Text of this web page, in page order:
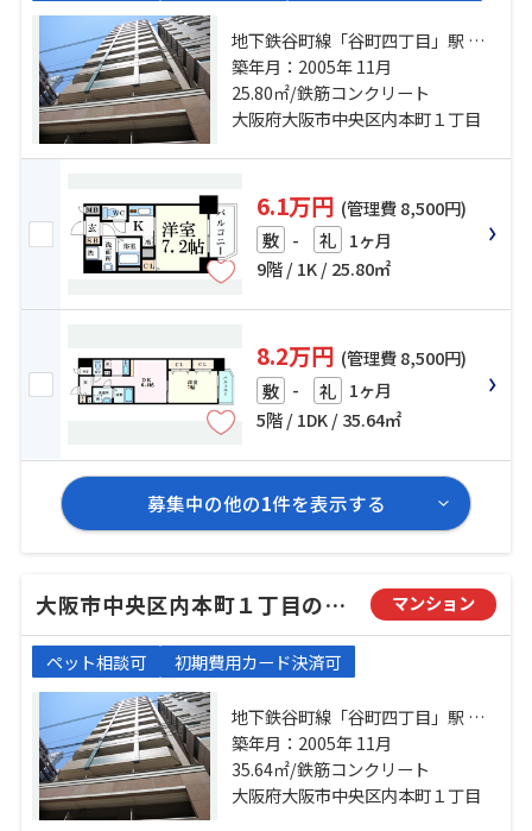
地下鉄谷町線「谷町四丁目」駅 徒
歩2分 地下鉄堺筋線「堺筋本町」
駅 徒歩8分 地下鉄谷町線「天満橋」
駅 徒歩10分
築年月：2005年 11月
25.80㎡/鉄筋コンクリート
大阪府大阪市中央区内本町１丁目
6.1万円 (管理費 8,500円)
敷 - 礼 1ヶ月
9階 / 1K / 25.80㎡
8.2万円 (管理費 8,500円)
敷 - 礼 1ヶ月
5階 / 1DK / 35.64㎡
募集中の他の1件を表示する
大阪市中央区内本町１丁目のマンション マンション
ペット相談可 初期費用カード決済可
地下鉄谷町線「谷町四丁目」駅 徒
歩3分 地下鉄谷町線「天満橋」駅 徒
歩7分 京阪本線「天満橋」駅 徒歩7
分
築年月：2005年 11月
35.64㎡/鉄筋コンクリート
大阪府大阪市中央区内本町１丁目